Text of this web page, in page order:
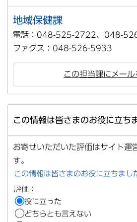
地域保健課
電話：048-525-2722、048-
ファクス：048-526-5933
この担当課にメール
この情報は皆さまのお役に立ち
お寄せいただいた評価はサイト運
す。
この情報は皆さまのお役に立ちまし
評価：
役に立った
どちらとも言えない